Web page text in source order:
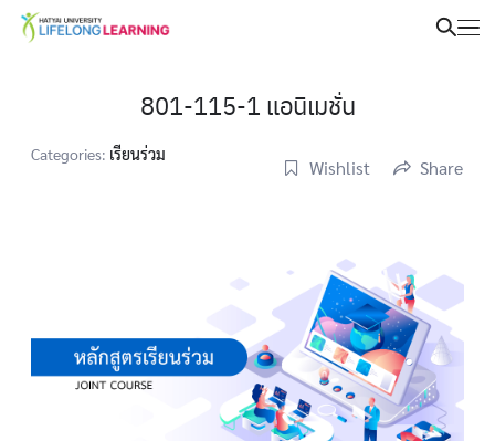
801-115-1 แอนิเมชั่น
Categories: เรียนร่วม
Wishlist Share